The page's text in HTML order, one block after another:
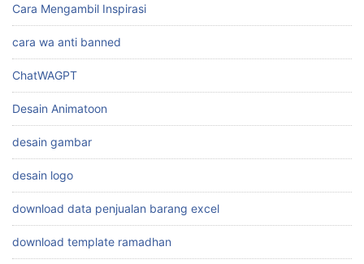
Cara Mengambil Inspirasi
cara wa anti banned
ChatWAGPT
Desain Animatoon
desain gambar
desain logo
download data penjualan barang excel
download template ramadhan